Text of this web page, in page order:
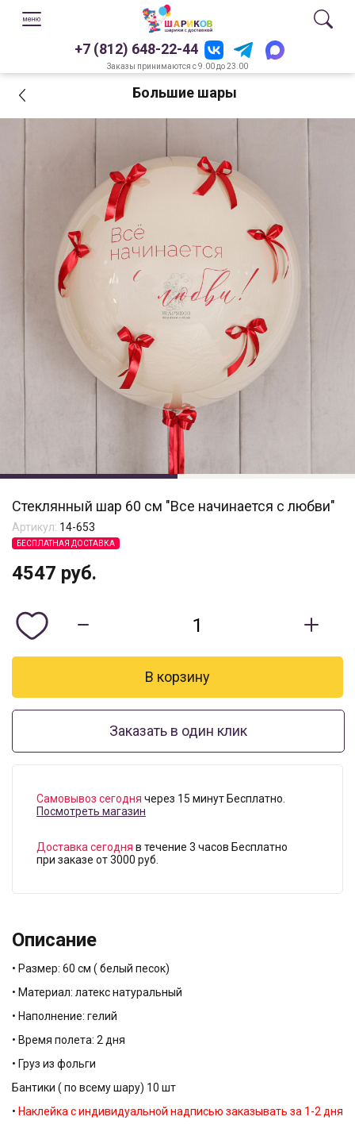
+7 (812) 648-22-44
Заказы принимаются с 9.00 до 23.00
Большие шары
Стеклянный шар 60 см "Все начинается с любви"
Артикул: 14-653
БЕСПЛАТНАЯ ДОСТАВКА
4547 руб.
Заказать в один клик
Самовывоз сегодня через 15 минут Бесплатно.
Посмотреть магазин
Доставка сегодня в течение 3 часов Бесплатно
при заказе от 3000 руб.
Описание
• Размер: 60 см ( белый песок)
• Материал: латекс натуральный
• Наполнение: гелий
• Время полета: 2 дня
• Груз из фольги
Бантики ( по всему шару) 10 шт
• Наклейка с индивидуальной надписью заказывать за 1-2 дня